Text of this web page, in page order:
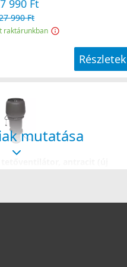
990 Ft
990 Ft
raktárunkban
Részletek
mutatása